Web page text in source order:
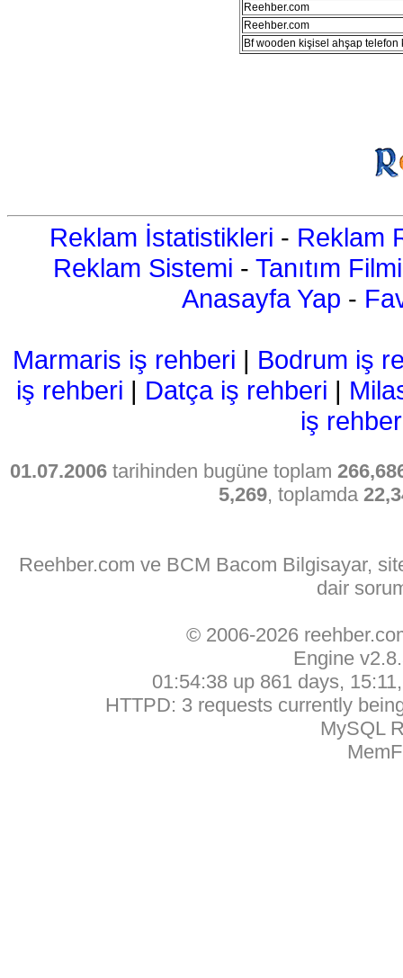
Reehber.com
Reehber.com
Bf wooden kişisel ahşap telefon
Reklam İstatistikleri - Reklam
Reklam Sistemi - Tanıtım Filmi
Anasayfa Yap -
Marmaris iş rehberi | Bodrum iş
iş rehberi | Datça iş rehberi |
iş
01.07.2006 tarihinden bugüne toplam
5,269, toplamda
Reehber.com ve BCM Bacom Bilgisayar,
dair
© 2006-2026
Engine
01:54:38 up 861 days,
HTTPD: 3 requests currently
MySQL